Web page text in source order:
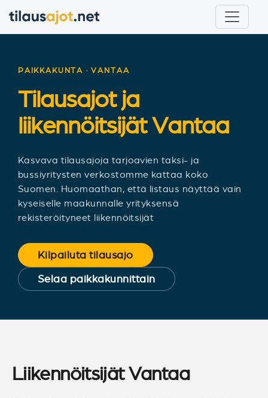
PAIKKAKUNTA · VANTAA
Tilausajot ja
liikennöitsijätVantaa
Kasvava tilausajoja tarjoavien taksi- ja
bussiyritysten verkostomme kattaa koko
Suomen. Huomaathan, että listaus näyttää vain
kyseiselle maakunnalle yrityksensä
rekisteröityneet liikennöitsijät
Kilpailuta tilausajo
Selaa paikkakunnittain
Liikennöitsijät Vantaa